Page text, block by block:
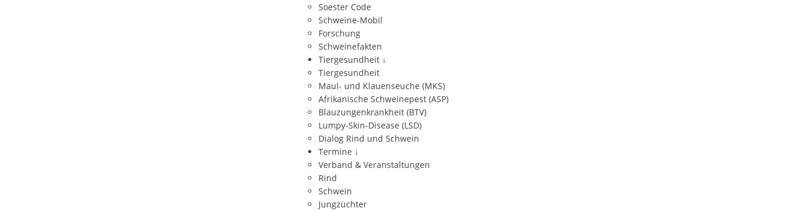
Soester Code
Schweine-Mobil
Forschung
Schweinefakten
Tiergesundheit ↓
Tiergesundheit
Maul- und Klauenseuche (MKS)
Afrikanische Schweinepest (ASP)
Blauzungenkrankheit (BTV)
Lumpy-Skin-Disease (LSD)
Dialog Rind und Schwein
Termine ↓
Verband & Veranstaltungen
Rind
Schwein
Jungzüchter